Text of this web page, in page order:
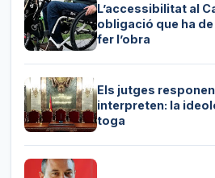
L’accessibilitat al
obligació que ha
fer l’obra
Els jutges
interpreten: la
toga